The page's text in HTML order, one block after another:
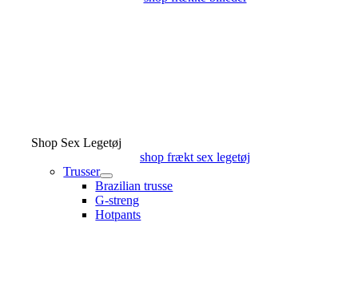
Shop Sex Legetøj
shop frækt sex legetøj
Trusser
Brazilian trusse
G-streng
Hotpants